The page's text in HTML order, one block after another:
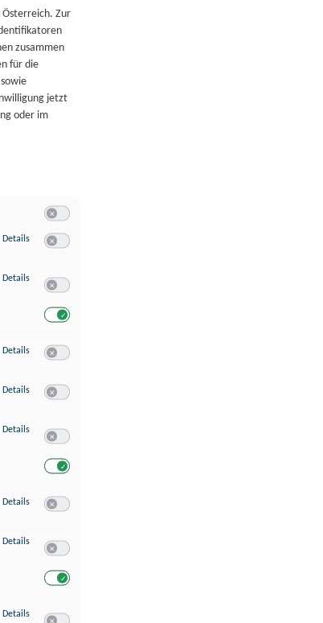
Österreich. Zur
zusammen
für die
jetzt
oder im
Details zu Speichern von oder Zugriff auf Informationen auf einem Endgerät
Details zu Verwendung reduzierter Daten zur Auswahl von Werbeanzeigen
Details zu Erstellung von Profilen für personalisierte Werbung
Details zu Verwendung von Profilen zur Auswahl personalisierter Werbung
Details zu Messung der Werbeleistung
Details zu Messung der Performance von Inhalten
Details zu Analyse von Zielgruppen durch Statistiken oder Kombinationen von
Details zu Entwicklung und Verbesserung der Angebote